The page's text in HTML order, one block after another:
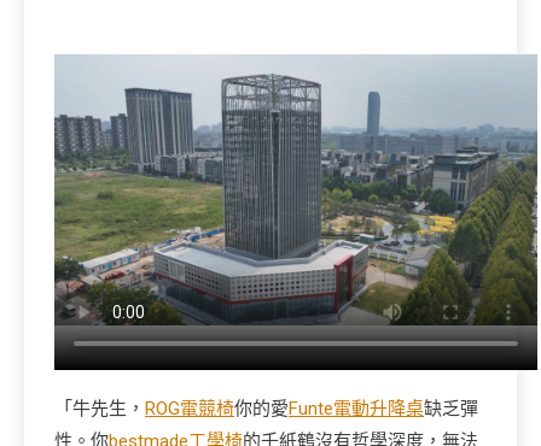
「牛先生， ROG電競椅你的愛Funte電動升降桌缺乏彈
性。你bestmade工學椅的千紙鶴沒有哲學深度，無法